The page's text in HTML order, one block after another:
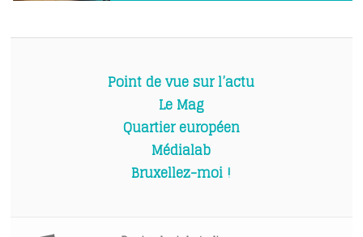
Point de vue sur l’actu
Le Mag
Quartier européen
Médialab
Bruxellez-moi !